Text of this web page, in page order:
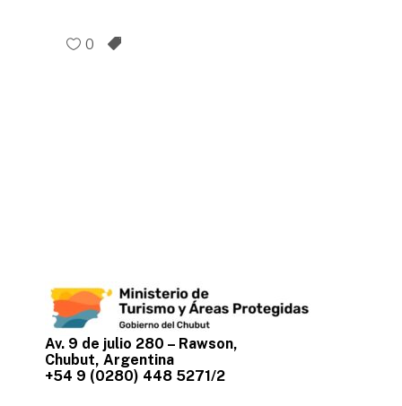
0
Av. 9 de julio 280 – Rawson,
Chubut, Argentina
+54 9 (0280) 448 5271/2